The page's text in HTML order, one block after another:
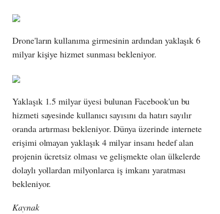
Drone'ların kullanıma girmesinin ardından yaklaşık 6
milyar kişiye hizmet sunması bekleniyor.
Yaklaşık 1.5 milyar üyesi bulunan Facebook'un bu
hizmeti sayesinde kullanıcı sayısını da hatırı sayılır
oranda artırması bekleniyor. Dünya üzerinde internete
erişimi olmayan yaklaşık 4 milyar insanı hedef alan
projenin ücretsiz olması ve gelişmekte olan ülkelerde
dolaylı yollardan milyonlarca iş imkanı yaratması
bekleniyor.
Kaynak